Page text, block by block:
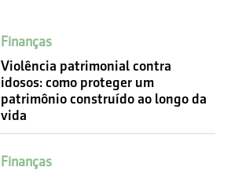
Finanças
Violência patrimonial contra
idosos: como proteger um
patrimônio construído ao longo da
vida
Finanças